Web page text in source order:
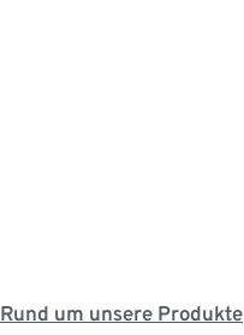
Rund um unsere Produkte